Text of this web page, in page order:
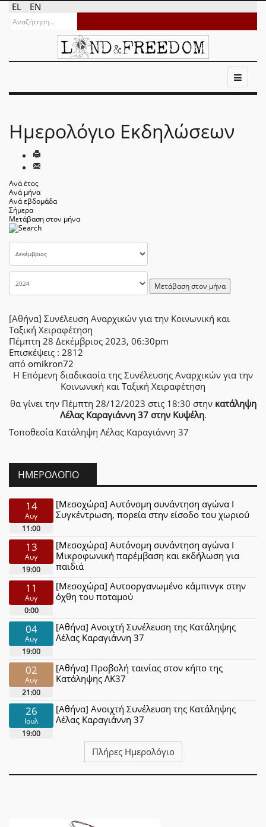
EL EN
Ημερολόγιο Εκδηλώσεων
Ανά έτος
Ανά μήνα
Ανά εβδομάδα
Σήμερα
Μετάβαση στον μήνα
Μετάβαση στον μήνα
[Αθήνα] Συνέλευση Αναρχικών για την Κοινωνική και
Ταξική Χειραφέτηση
Πέμπτη 28 Δεκέμβριος 2023, 06:30pm
Επισκέψεις : 2812
από omikron72
H Επόμενη διαδικασία της Συνέλευσης Αναρχικών για την
Κοινωνική και Ταξική Χειραφέτηση
θα γίνει την Πέμπτη 28/12/2023 στις 18:30 στην κατάληψη
Λέλας Καραγιάννη 37 στην Κυψέλη.
Τοποθεσία Κατάληψη Λέλας Καραγιάννη 37
ΗΜΕΡΟΛΌΓΙΟ
14
Αυγ
11:00
[Μεσοχώρα] Αυτόνομη συνάντηση αγώνα Ι
Συγκέντρωση, πορεία στην είσοδο του χωριού
13
Αυγ
19:00
[Μεσοχώρα] Αυτόνομη συνάντηση αγώνα Ι
Μικροφωνική παρέμβαση και εκδήλωση για
παιδιά
11
Αυγ
0:00
[Μεσοχώρα] Αυτοοργανωμένο κάμπινγκ στην
όχθη του ποταμού
04
Αυγ
19:00
[Αθήνα] Ανοιχτή Συνέλευση της Κατάληψης
Λέλας Καραγιάννη 37
02
Αυγ
21:00
[Αθήνα] Προβολή ταινίας στον κήπο της
Κατάληψης ΛΚ37
26
Ιουλ
19:00
[Αθήνα] Ανοιχτή Συνέλευση της Κατάληψης
Λέλας Καραγιάννη 37
Πλήρες Ημερολόγιο